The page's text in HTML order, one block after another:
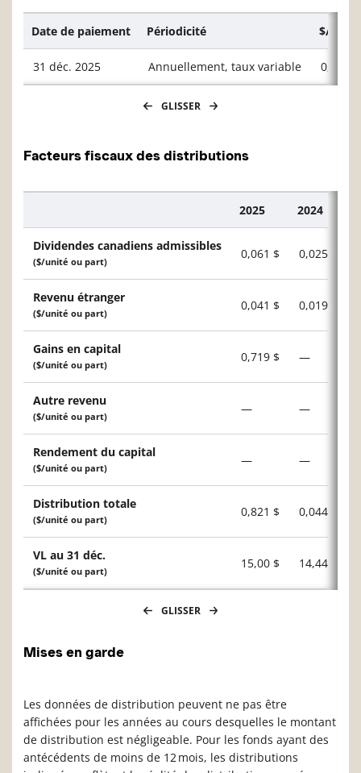
Date de paiement Périodicité $/
31 déc. 2025 Annuellement, taux variable
GLISSER
Facteurs fiscaux des distributions
2025 2024
Dividendes canadiens admissibles
($/unité ou part)
0,061 $ 0,025 $
Revenu étranger
($/unité ou part)
0,041 $ 0,019 $
Gains en capital
($/unité ou part)
0,719 $ —
Autre revenu
($/unité ou part)
— —
Rendement du capital
($/unité ou part)
— —
Distribution totale
($/unité ou part)
0,821 $ 0,044 $
VL au 31 déc.
($/unité ou part)
15,00 $ 14,44 $
GLISSER
Mises en garde
Les données de distribution peuvent ne pas être
affichées pour les années au cours desquelles le montant
de distribution est négligeable. Pour les fonds ayant des
antécédents de moins de 12 mois, les distributions